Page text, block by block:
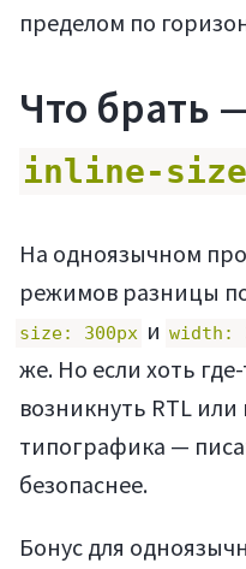
пределом по
Что брать
inline-size
На одноязычном
режимов разницы
size: 300px и width:
же. Но если хоть
возникнуть RTL
типографика —
безопаснее.
Бонус для